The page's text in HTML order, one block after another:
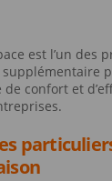
est l’un des
supplémentaire
confort et